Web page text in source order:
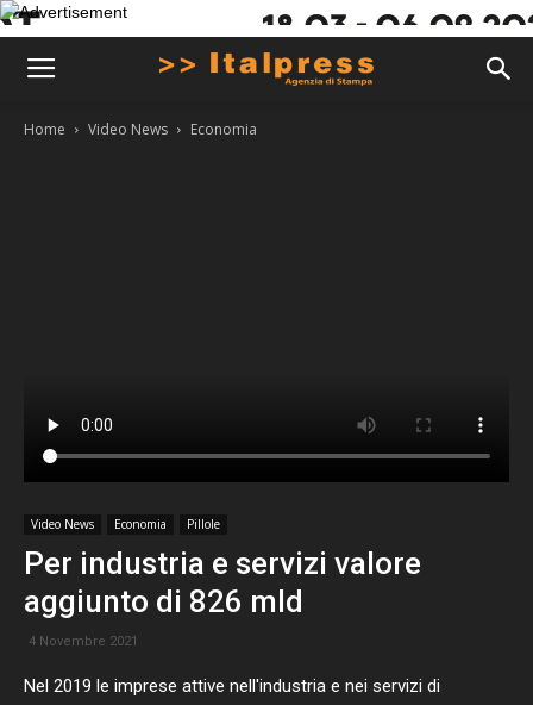
Home Video News Economia
Video News Economia Pillole
Per industria e servizi valore
aggiunto di 826 mld
4 Novembre 2021
Nel 2019 le imprese attive nell'industria e nei servizi di